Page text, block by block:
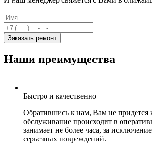
Заказать ремонт
Наши преимущества
Быстро и качественно
Обратившись к нам, Вам не придется
обслуживание происходит в
занимает не более часа, за
серьезных повреждений.